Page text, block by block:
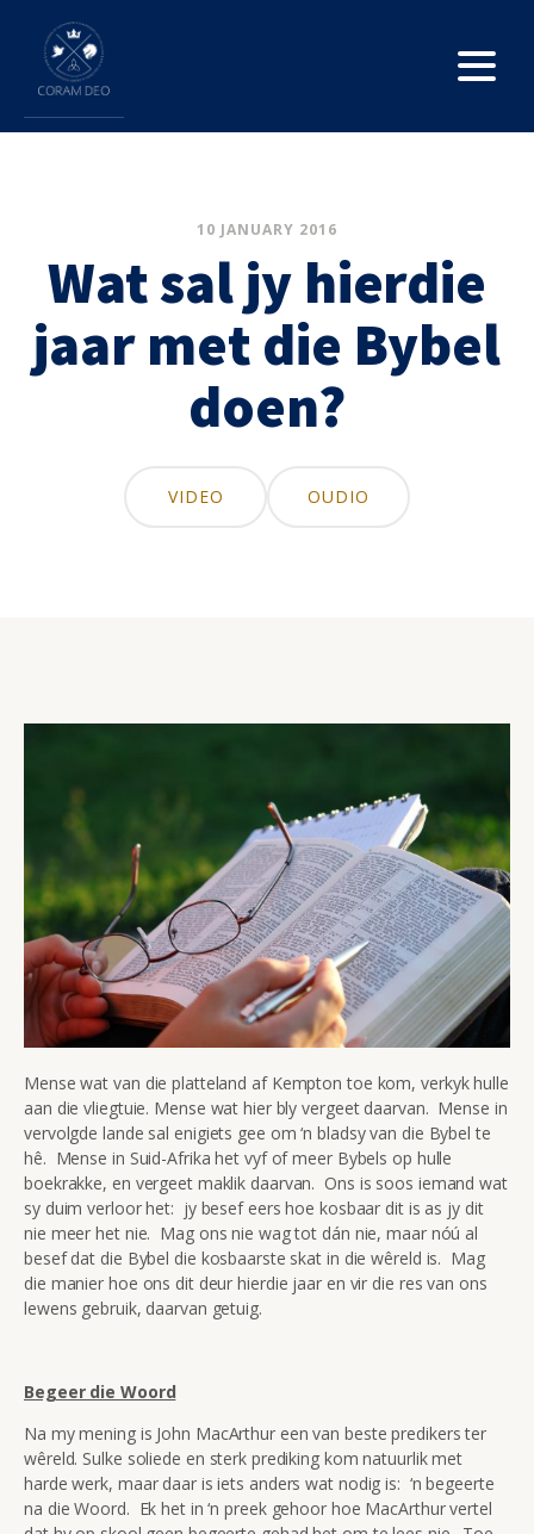
10 JANUARY 2016
Wat sal jy hierdie
jaar met die Bybel
doen?
VIDEO OUDIO
Mense wat van die platteland af Kempton toe kom, verkyk hulle
aan die vliegtuie. Mense wat hier bly vergeet daarvan. Mense in
vervolgde lande sal enigiets gee om ‘n bladsy van die Bybel te
hê. Mense in Suid-Afrika het vyf of meer Bybels op hulle
boekrakke, en vergeet maklik daarvan. Ons is soos iemand wat
sy duim verloor het: jy besef eers hoe kosbaar dit is as jy dit
nie meer het nie. Mag ons nie wag tot dán nie, maar nóú al
besef dat die Bybel die kosbaarste skat in die wêreld is. Mag
die manier hoe ons dit deur hierdie jaar en vir die res van ons
lewens gebruik, daarvan getuig.
Begeer die Woord
Na my mening is John MacArthur een van beste predikers ter
wêreld. Sulke soliede en sterk prediking kom natuurlik met
harde werk, maar daar is iets anders wat nodig is: ‘n begeerte
na die Woord. Ek het in ‘n preek gehoor hoe MacArthur vertel